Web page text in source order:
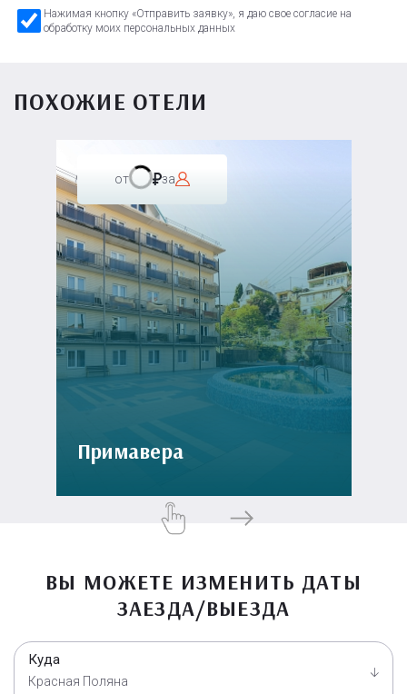
Нажимая кнопку «Отправить заявку», я даю свое согласие на
обработку моих персональных данных
ПОХОЖИЕ ОТЕЛИ
от за
Примавера
ВЫ МОЖЕТЕ ИЗМЕНИТЬ ДАТЫ
ЗАЕЗДА/ВЫЕЗДА
Куда
Красная Поляна